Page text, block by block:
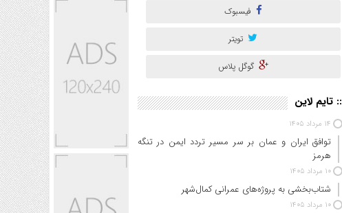
فیسبوک
تویتر
گوگل پلاس
:: تایم لاین
۱۴ مرداد ۱۴۰۵
توافق ایران و عمان بر سر مسیر تردد ایمن در تنگه
هرمز
۱۰ مرداد ۱۴۰۵
شتاب‌بخشی به پروژه‌های عمرانی کمال‌شهر
۱۰ مرداد ۱۴۰۵